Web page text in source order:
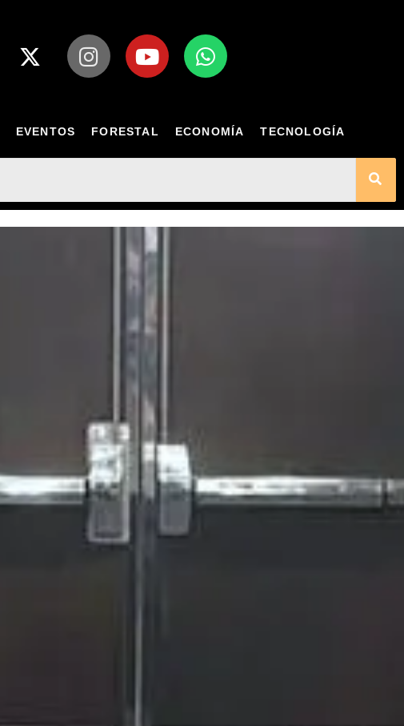
EVENTOS FORESTAL ECONOMÍA TECNOLOGÍA